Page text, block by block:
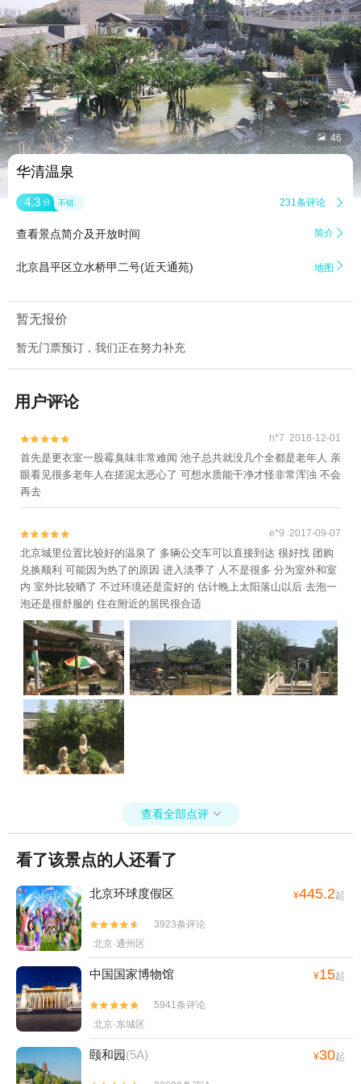
 46
华清温泉
4.3 分 不错 231条评论 
查看景点简介及开放时间 简介 
北京昌平区立水桥甲二号(近天通苑) 地图 
暂无报价
暂无门票预订，我们正在努力补充
用户评论

 h*7 2018-12-01
首先是更衣室一股霉臭味非常难闻 池子总共就没几个全都是老年人 亲
眼看见很多老年人在搓泥太恶心了 可想水质能干净才怪非常浑浊 不会
再去

 e*9 2017-09-07
北京城里位置比较好的温泉了 多辆公交车可以直接到达 很好找 团购
兑换顺利 可能因为热了的原因 进入淡季了 人不是很多 分为室外和室
内 室外比较晒了 不过环境还是蛮好的 估计晚上太阳落山以后 去泡一
泡还是很舒服的 住在附近的居民很合适
查看全部点评 
看了该景点的人还看了
北京环球度假区 ¥445.2起


3923条评论
北京·通州区
中国国家博物馆 ¥15起


5941条评论
北京·东城区
颐和园(5A) ¥30起
